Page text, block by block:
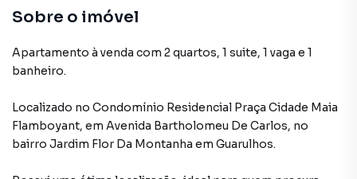
Sobre o imóvel
Apartamento à venda com 2 quartos, 1 suite, 1 vaga e 1
banheiro.
Localizado no Condomínio Residencial Praça Cidade Maia
Flamboyant, em Avenida Bartholomeu De Carlos, no
bairro Jardim Flor Da Montanha em Guarulhos.